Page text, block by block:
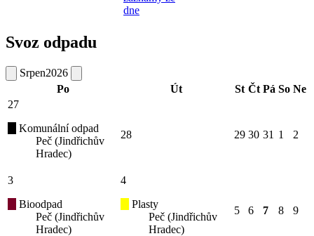
dne
Svoz odpadu
Srpen2026
Po
Út St Čt Pá So Ne
27
Komunální odpad
Peč (Jindřichův
Hradec)
28 29 30 31 1 2
3
Bioodpad
Peč (Jindřichův
Hradec)
4
Plasty
Peč (Jindřichův
Hradec)
5 6 7 8 9